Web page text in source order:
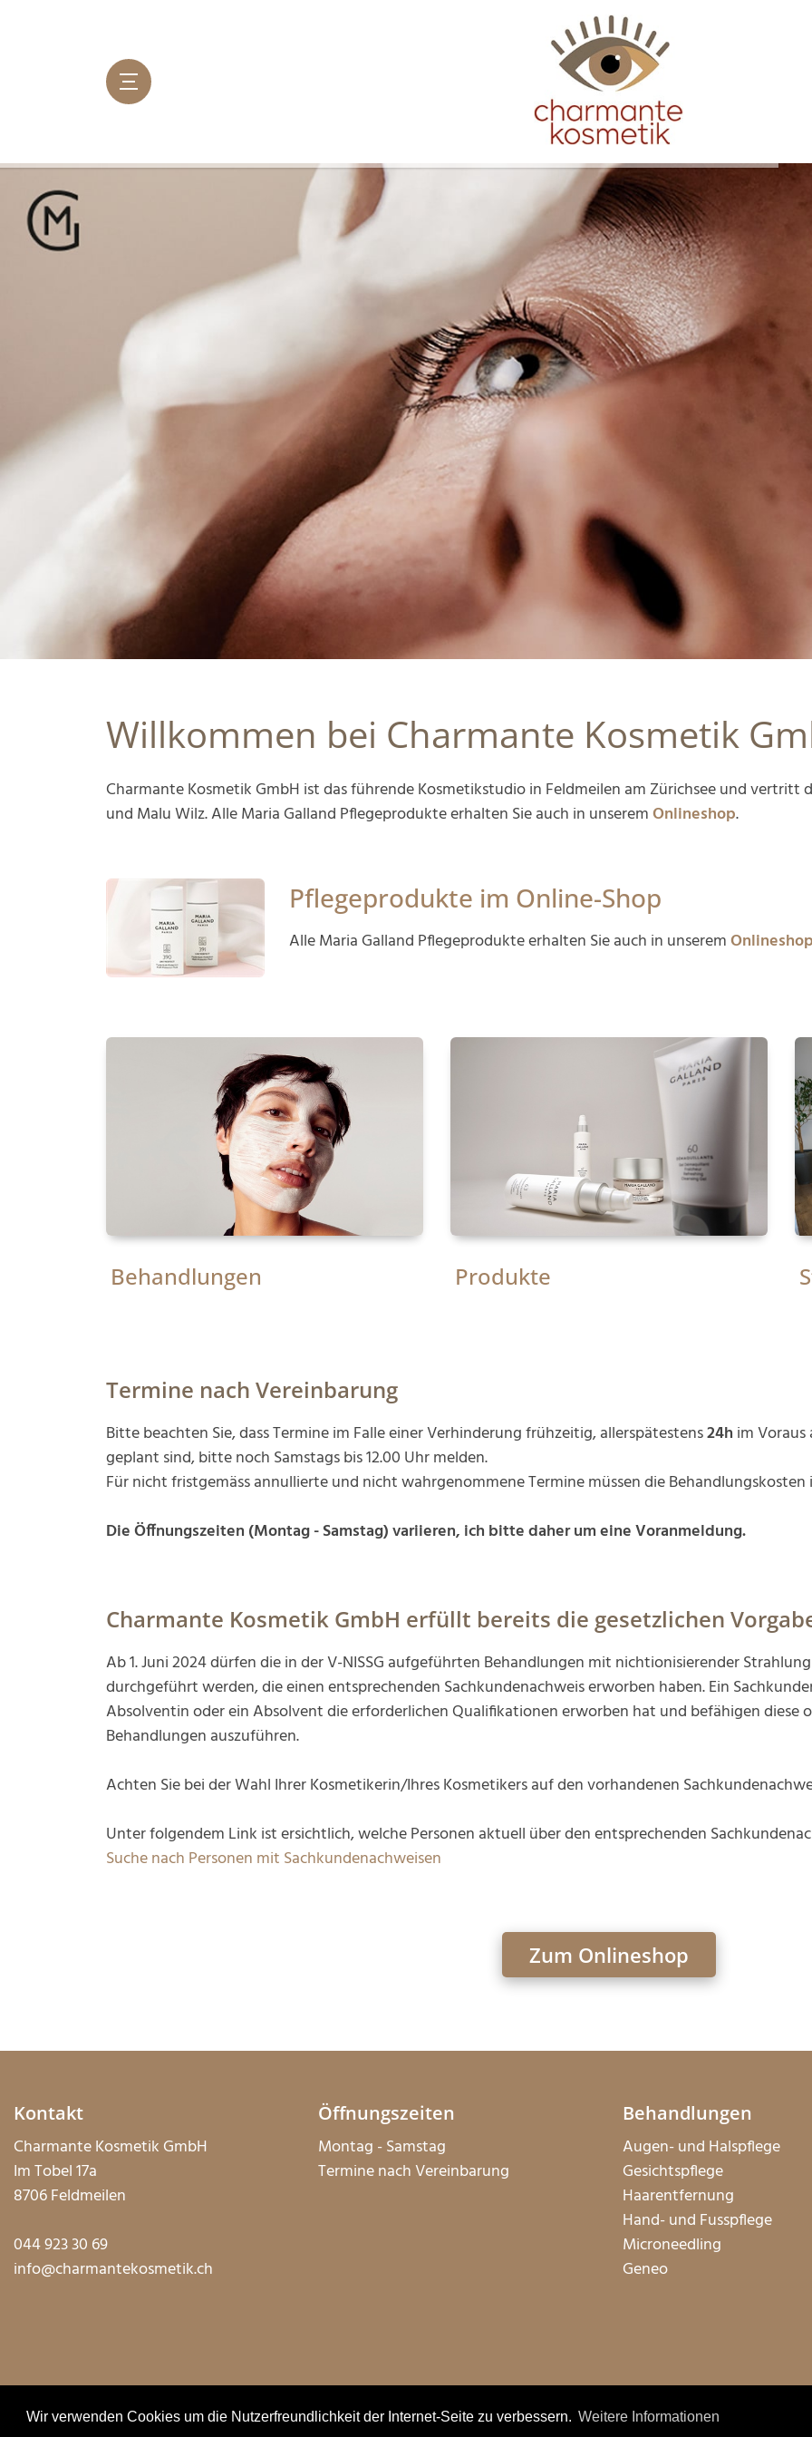
Wir verwenden Cookies um die Nutzerfreundlichkeit der Internet-Seite zu verbessern. Weitere Informationen
Willkommen bei Charmante Kosmetik
Charmante Kosmetik GmbH ist das führende Kosmetikstudio in Feldmeilen am Zürichsee und vertritt
und Malu Wilz. Alle Maria Galland Pflegeprodukte erhalten Sie auch in unseremOnlineshop.
Pflegeprodukte im Online-Shop
Alle Maria Galland Pflegeprodukte erhalten Sie auch in unserem
Behandlungen Produkte
Termine nach Vereinbarung
Bitte beachten Sie, dass Termine im Falle einer Verhinderung frühzeitig, allerspätestens24h im
geplant sind, bitte noch Samstags bis 12.00 Uhr melden.
Für nicht fristgemäss annullierte und nicht wahrgenommene Termine müssen die
Die Öffnungszeiten (Montag - Samstag) variieren, ich bitte daher um eine Voranmeldung.
Charmante Kosmetik GmbH erfüllt bereits die gesetzlichen
Ab 1. Juni 2024 dürfen die in der V-NISSG aufgeführten Behandlungen mit nichtionisierender
durchgeführt werden, die einen entsprechenden Sachkundenachweis erworben haben. Ein
Absolventin oder ein Absolvent die erforderlichen Qualifikationen erworben hat und befähigen diese
Behandlungen auszuführen.
Achten Sie bei der Wahl Ihrer Kosmetikerin/Ihres Kosmetikers auf den vorhandenen
Unter folgendem Link ist ersichtlich, welche Personen aktuell über den entsprechenden
Suche nach Personen mit Sachkundenachweisen
Zum Onlineshop
Kontakt
Charmante Kosmetik GmbH
Im Tobel 17a
8706 Feldmeilen
044 923 30 69
info@charmantekosmetik.ch
Öffnungszeiten
Montag - Samstag
Termine nach Vereinbarung
Behandlungen
Augen- und Halspflege
Gesichtspflege
Haarentfernung
Hand- und Fusspflege
Microneedling
Geneo
© Charmante Kosmetik 2026 |Datenschutz|Impressum